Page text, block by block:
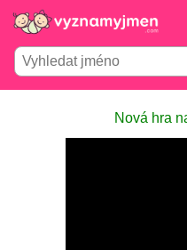
Nová hra